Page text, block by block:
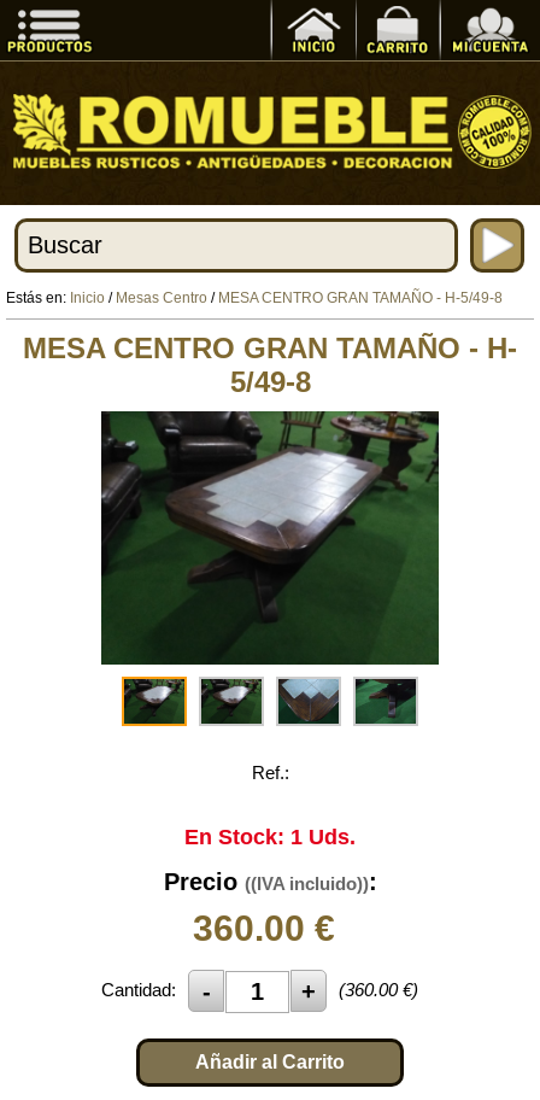
Estás en: Inicio / Mesas Centro / MESA CENTRO GRAN TAMAÑO - H-5/49-8
MESA CENTRO GRAN TAMAÑO - H-
5/49-8
Ref.:
En Stock: 1 Uds.
Precio ((IVA incluido)):
360.00 €
Cantidad: (360.00€)
Añadir al Carrito